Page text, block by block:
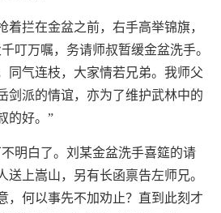
着拦在金盆之前，右手高举锦旗，
叮万嘱，务请师叔暂缓金盆洗手。
同气连枝，大家情若兄弟。我师父
剑派的情谊，亦为了维护武林中的
的好。”
明白了。刘某金盆洗手喜筵的请
送上嵩山，另有长函禀告左师兄。
，何以事先不加劝止？直到此刻才